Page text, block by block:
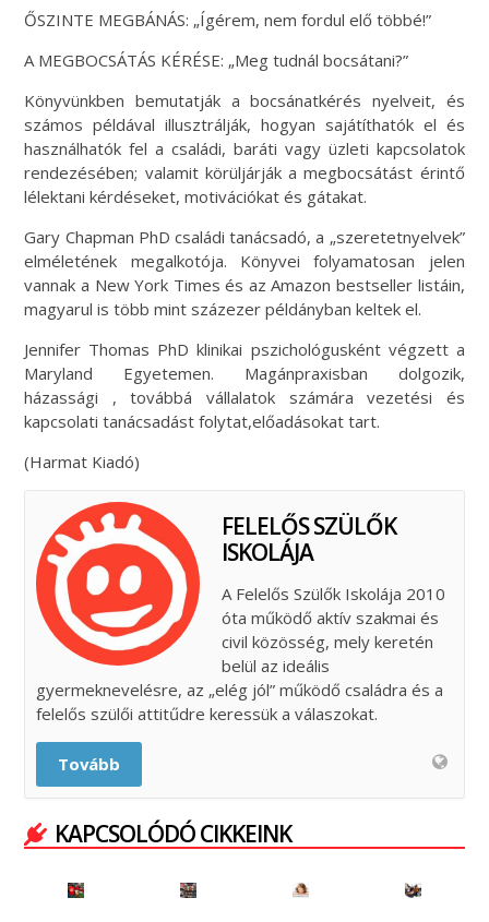
ŐSZINTE MEGBÁNÁS: „Ígérem, nem fordul elő többé!”
A MEGBOCSÁTÁS KÉRÉSE: „Meg tudnál bocsátani?”
Könyvünkben bemutatják a bocsánatkérés nyelveit, és
számos példával illusztrálják, hogyan sajátíthatók el és
használhatók fel a családi, baráti vagy üzleti kapcsolatok
rendezésében; valamit körüljárják a megbocsátást érintő
lélektani kérdéseket, motivációkat és gátakat.
Gary Chapman PhD családi tanácsadó, a „szeretetnyelvek”
elméletének megalkotója. Könyvei folyamatosan jelen
vannak a New York Times és az Amazon bestseller listáin,
magyarul is több mint százezer példányban keltek el.
Jennifer Thomas PhD klinikai pszichológusként végzett a
Maryland Egyetemen. Magánpraxisban dolgozik,
házassági , továbbá vállalatok számára vezetési és
kapcsolati tanácsadást folytat,előadásokat tart.
(Harmat Kiadó)
FELELŐS SZÜLŐK
ISKOLÁJA
A Felelős Szülők Iskolája 2010
óta működő aktív szakmai és
civil közösség, mely keretén
belül az ideális
gyermeknevelésre, az „elég jól” működő családra és a
felelős szülői attitűdre keressük a válaszokat.
Tovább
KAPCSOLÓDÓ CIKKEINK